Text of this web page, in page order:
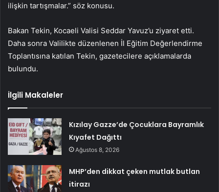
ilişkin tartışmalar.” söz konusu.
Bakan Tekin, Kocaeli Valisi Seddar Yavuz’u ziyaret etti.
Daha sonra Valilikte düzenlenen İl Eğitim Değerlendirme
Toplantısına katılan Tekin, gazetecilere açıklamalarda
bulundu.
İlgili Makaleler
Kızılay Gazze’de Çocuklara Bayramlık
Kıyafet Dağıttı
Ağustos 8, 2026
MHP’den dikkat çeken mutlak butlan
itirazı